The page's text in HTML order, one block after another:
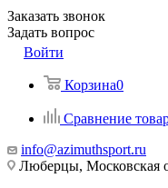
Заказать звонок
Задать вопрос
Войти
Корзина0
Сравнение
info@azimuthsport.ru
Люберцы, Московская